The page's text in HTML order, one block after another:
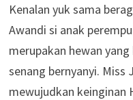
Kenalan yuk sama
Awandi si anak
merupakan hewan
senang bernyanyi. Miss
mewujudkan keinginan